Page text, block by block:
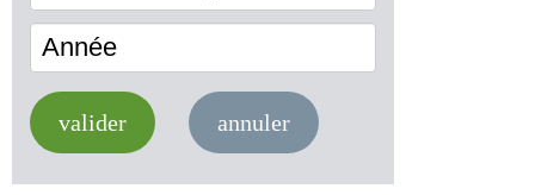
valider annuler